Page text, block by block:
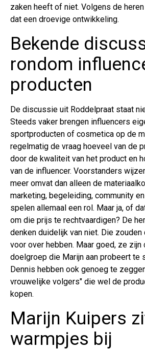
zaken heeft of niet. Volgens de
dat een droevige ontwikkeling.
Bekende
rondom
producten
De discussie uit Roddelpraat staat
Steeds vaker brengen influencers
sportproducten of cosmetica op de
regelmatig de vraag hoeveel van de
door de kwaliteit van het product en
van de influencer. Voorstanders
meer omvat dan alleen de
marketing, begeleiding, community
spelen allemaal een rol. Maar ja, of
om die prijs te rechtvaardigen? De
denken duidelijk van niet. Die zouden
voor over hebben. Maar goed, ze zijn
doelgroep die Marijn aan probeert te
Dennis hebben ook genoeg te
vrouwelijke volgers" die wel de
kopen.
Marijn Kuipers
warmpjes bij